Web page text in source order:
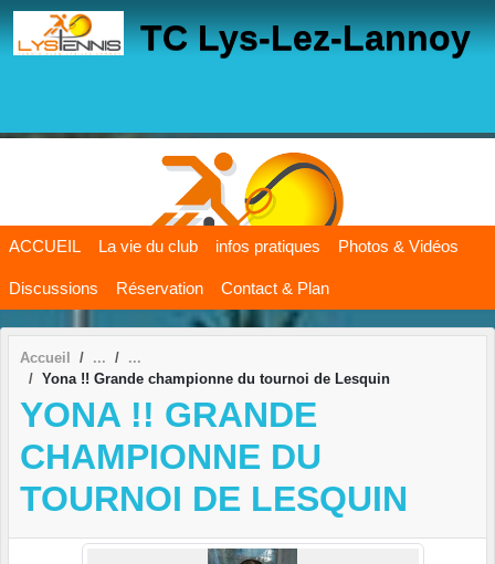
TC Lys-Lez-Lannoy
ACCUEIL La vie du club infos pratiques Photos & Vidéos
Discussions Réservation Contact & Plan
Accueil
Yona !! Grande championne du tournoi de Lesquin
YONA !! GRANDE
CHAMPIONNE DU
TOURNOI DE LESQUIN
Panneau de gestion des cookies